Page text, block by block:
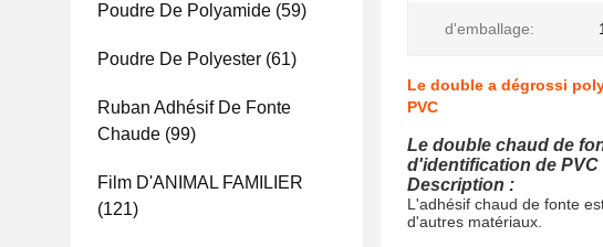
Poudre De Polyamide (59)
Poudre De Polyester (61)
Ruban Adhésif De Fonte
Chaude (99)
Film D'ANIMAL FAMILIER
(121)
d'emballage:
Le double a dégrossi
PVC
Le double chaud de
d'identification de PVC
Description :
L'adhésif chaud de fonte
d'autres matériaux.